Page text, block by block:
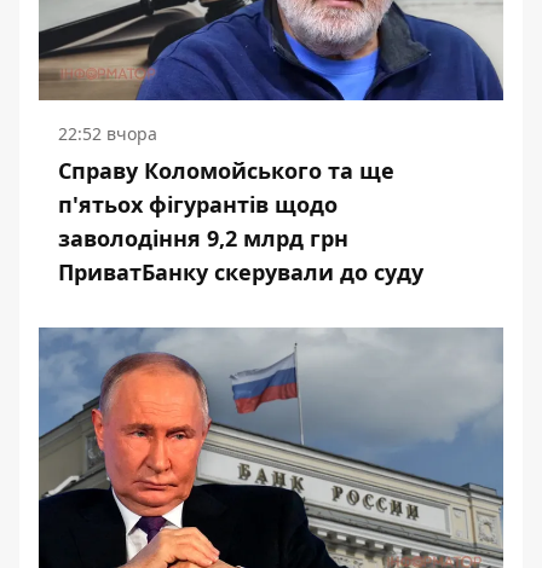
22:52 вчора
Справу Коломойського та ще
п'ятьох фігурантів щодо
заволодіння 9,2 млрд грн
ПриватБанку скерували до суду